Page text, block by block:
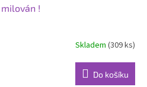
milován !
Skladem(309 ks)
Do košíku